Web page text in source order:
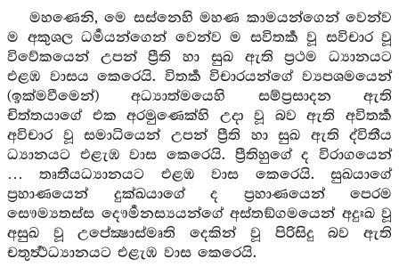
මහණෙනි, මෙ සස්නෙහි මහණ කාමයන්ගෙන් වෙන්ව
ම අකුශල ධර්‍මයන්ගෙන් වෙන්ව ම සවිතර්‍ක වූ සවිචාර වූ
විවේකයෙන් උපන් ප්‍රීති හා සුඛ ඇති ප්‍රථම ධ්‍යානයට
එළඹ වාසය කෙරෙයි. විතර්‍ක විචාරයන්ගේ ව්‍යපශමයෙන්
(ඉක්මවීමෙන්) අධ්‍යාත්මයෙහි සම්ප්‍රසාදන ඇති
චිත්තයාගේ එක අරමුණෙක්හි උදා වූ බව ඇති අවිතර්‍ක
අවිචාර වූ සමාධියෙන් උපන් ප්‍රීති හා සුඛ ඇති ද්විතීය
ධ්‍යානයට එළැඹ වාස කෙරෙයි. ප්‍රීතිහුගේ ද විරාගයෙන්
… තෘතීයධ්‍යානයට එළඹ වාස කෙරෙයි. සුඛයාගේ
ප්‍රහාණයෙන් දුක්ඛයාගේ ද ප්‍රහාණයෙන් පෙරම
සෞම්‍යතස්ස දෞර්‍මනස්‍යයන්ගේ අස්තඞ්ගමයෙන් අදුඃඛ වූ
අසුඛ වූ උපේක්‍ෂාස්මෘති දෙකින් වූ පිරිසිදු බව ඇති
චතුර්‍ත්‍ථධ්‍යානයට එළැඹ වාස කෙරෙයි.